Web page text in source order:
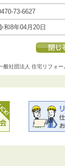
73-6627
和8年04月20日
般社団法人 住宅リフォー